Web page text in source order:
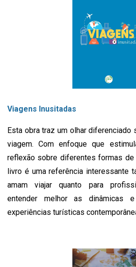
Viagens Inusitadas
Esta obra traz um olhar
viagem. Com enfoque que
reflexão sobre diferentes formas
livro é uma referência interessante
amam viajar quanto para
entender melhor as dinâmicas
experiências turísticas